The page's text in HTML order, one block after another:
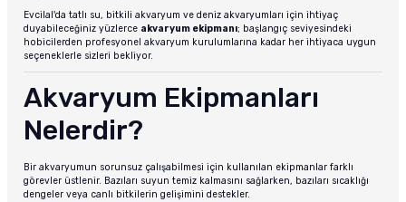
Evcilal'da tatlı su, bitkili akvaryum ve deniz akvaryumları için ihtiyaç
duyabileceğiniz yüzlerce akvaryum ekipmanı; başlangıç seviyesindeki
hobicilerden profesyonel akvaryum kurulumlarına kadar her ihtiyaca uygun
seçeneklerle sizleri bekliyor.
Akvaryum Ekipmanları
Nelerdir?
Bir akvaryumun sorunsuz çalışabilmesi için kullanılan ekipmanlar farklı
görevler üstlenir. Bazıları suyun temiz kalmasını sağlarken, bazıları sıcaklığı
dengeler veya canlı bitkilerin gelişimini destekler.